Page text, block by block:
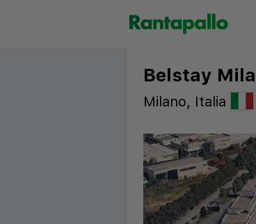
Belstay
Milano, Italia